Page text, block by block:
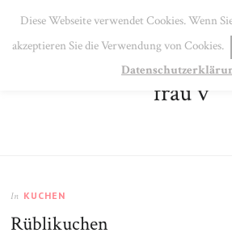
MENU
frau v
In KUCHEN
Rüblikuchen
Diese Webseite verwendet Cookies. Wenn
akzeptieren Sie die Verwendung von Cookies.